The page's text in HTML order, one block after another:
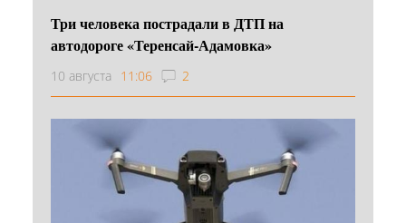
Три человека пострадали в ДТП на
автодороге «Теренсай-Адамовка»
10 августа 11:06 2